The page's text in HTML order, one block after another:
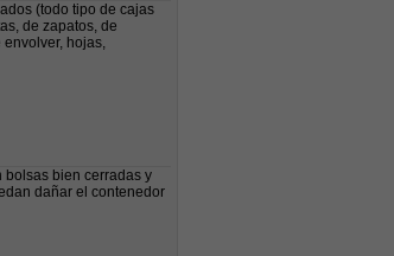
(todo tipo de cajas
de zapatos, de
envolver, hojas,
bolsas bien cerradas y
dañar el contenedor